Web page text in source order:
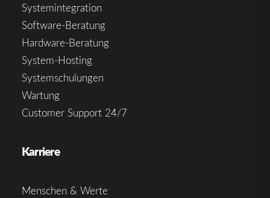
Systemintegration
Software-Beratung
Hardware-Beratung
System-Hosting
Systemschulungen
Wartung
Customer Support 24/7
Karriere
Menschen & Werte